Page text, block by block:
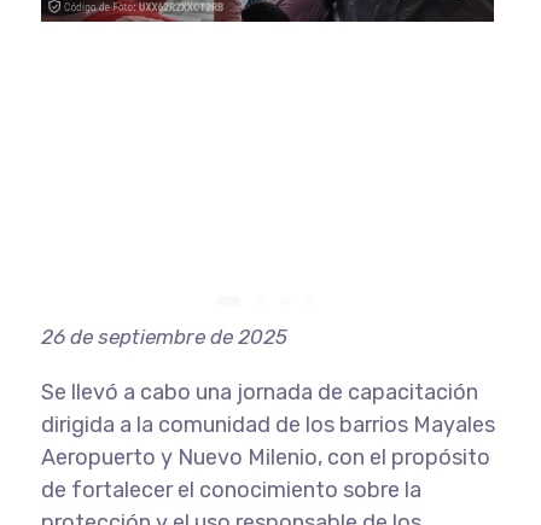
26 de septiembre de 2025
Se llevó a cabo una jornada de capacitación
dirigida a la comunidad de los barrios Mayales
Aeropuerto y Nuevo Milenio, con el propósito
de fortalecer el conocimiento sobre la